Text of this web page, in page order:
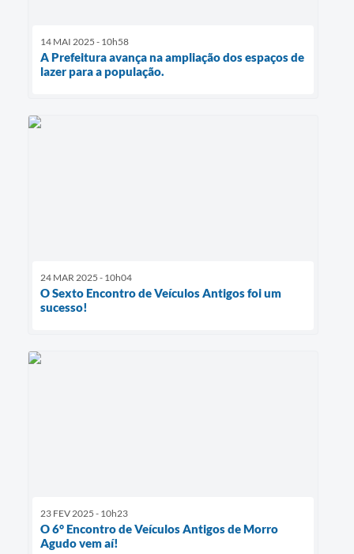
14 MAI 2025 - 10h58
A Prefeitura avança na ampliação dos espaços de
lazer para a população.
24 MAR 2025 - 10h04
O Sexto Encontro de Veículos Antigos foi um
sucesso!
23 FEV 2025 - 10h23
O 6° Encontro de Veículos Antigos de Morro
Agudo vem aí!